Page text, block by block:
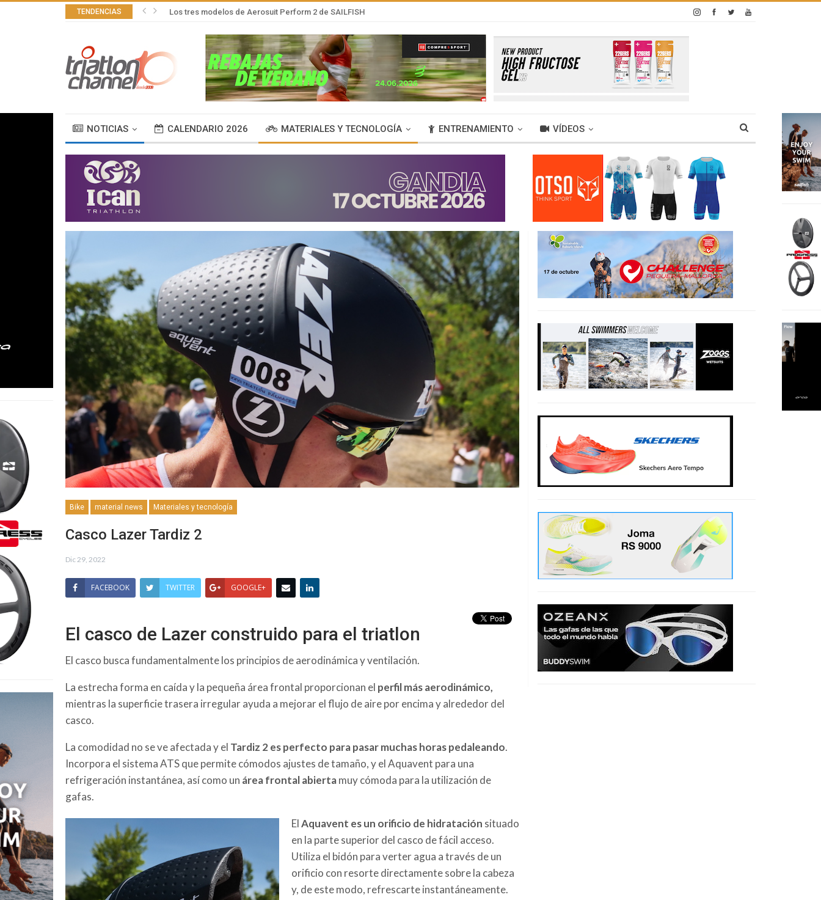
TENDENCIAS Los tres modelos de Aerosuit Perform 2 de SAILFISH
NOTICIAS CALENDARIO 2026 MATERIALES Y TECNOLOGÍA ENTRENAMIENTO VÍDEOS
Bike material news Materiales y tecnología
Casco Lazer Tardiz 2
Dic 29, 2022
FACEBOOK TWITTER GOOGLE+
El casco de Lazer construido para el triatlon
El casco busca fundamentalmente los principios de aerodinámica y ventilación.
La estrecha forma en caída y la pequeña área frontal proporcionan el perfil más aerodinámico,
mientras la superficie trasera irregular ayuda a mejorar el flujo de aire por encima y alrededor del
casco.
La comodidad no se ve afectada y el Tardiz 2 es perfecto para pasar muchas horas pedaleando.
Incorpora el sistema ATS que permite cómodos ajustes de tamaño, y el Aquavent para una
refrigeración instantánea, así como un área frontal abiertamuy cómoda para la utilización de
gafas.
ElAquavent es un orificio de hidratación situado
en la parte superior del casco de fácil acceso.
Utiliza el bidón para verter agua a través de un
orificio con resorte directamente sobre la cabeza
y, de este modo, refrescarte instantáneamente.